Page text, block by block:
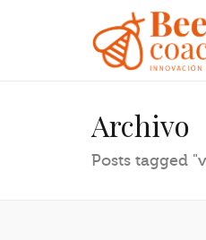
Archivo
Posts tagged